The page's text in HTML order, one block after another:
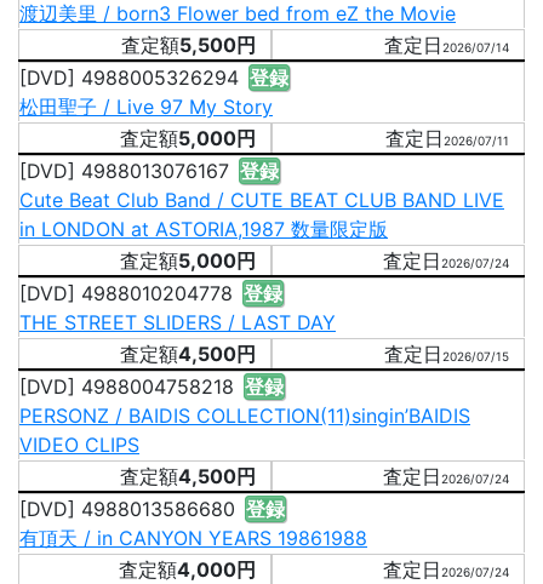
渡辺美里 / born3 Flower bed from eZ the Movie
5,500円
2026/07/14
[DVD] 4988005326294 登録
松田聖子 / Live 97 My Story
5,000円
2026/07/11
[DVD] 4988013076167 登録
Cute Beat Club Band / CUTE BEAT CLUB BAND LIVE
in LONDON at ASTORIA,1987 数量限定版
5,000円
2026/07/24
[DVD] 4988010204778 登録
THE STREET SLIDERS / LAST DAY
4,500円
2026/07/15
[DVD] 4988004758218 登録
PERSONZ / BAIDIS COLLECTION(11)singin’BAIDIS
VIDEO CLIPS
4,500円
2026/07/24
[DVD] 4988013586680 登録
有頂天 / in CANYON YEARS 19861988
4,000円
2026/07/24